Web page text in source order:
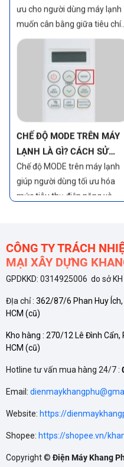
muốn cân bằng giữa tiêu chí
mát lạnh và tiết kiệm điện
năng. Một trong những tính
năng nổi bật giúp đạt được
điều đó chính là chế độ Econo.
CHẾ ĐỘ MODE TRÊN MÁY
LẠNH LÀ GÌ? CÁCH SỬ
DỤNG CHẾ ĐỘ HIỆU QUẢ
Chế độ MODE trên máy lạnh
giúp người dùng tối ưu hóa
mức tiêu thụ điện năng và
nâng cao sự tiện nghi, sử dụng
bỉ
TÍNH NĂNG TỰ ĐỘNG LÀM
SẠCH CỦA CÁC THƯƠNG
được nhiều hãng đưa vào
nhằm duy trì hiệu quả và kéo
dài tuổi thọ cho máy lạnh.
CÔNG TY TRÁCH
MẠI XÂY DỰNG
GPDKKD: 0314925006 do sở
ĐỊa chỉ : 362/87/6 Phan Huy Ích,
HCM (cũ)
Kho hàng : 270/12 Lê Đình Cẩn,
HCM (cũ)
Hotline tư vấn mua hàng 24/7 :
Email:
Website: https://
Shopee: https://shopee.vn/
Copyright ©Điện Máy Khang